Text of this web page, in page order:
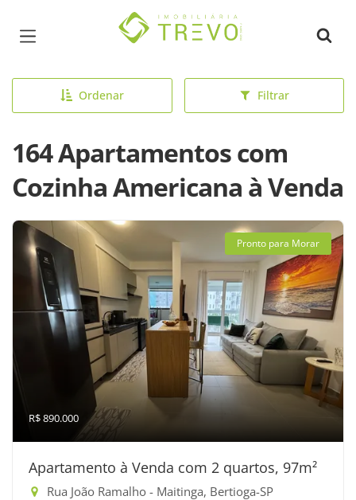
Página inicial
Ordenar Filtrar
164 Apartamentos com
Cozinha Americana à Venda
Pronto para Morar
R$ 890.000
Apartamento à Venda com 2 quartos, 97m²
Rua João Ramalho - Maitinga, Bertioga-SP